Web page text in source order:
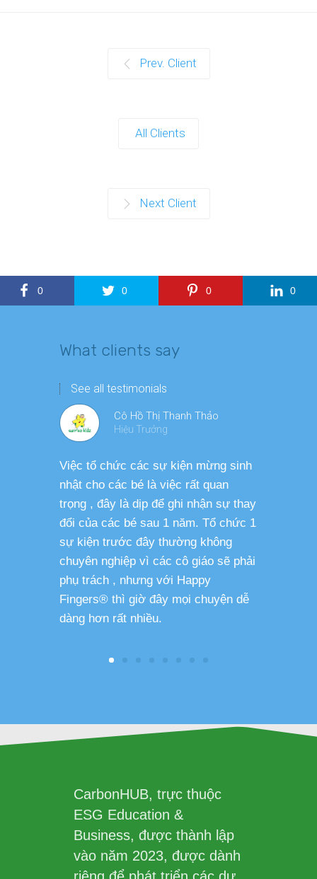
Prev. Client
All Clients
Next Client
0 0 0 0
What clients say
See all testimonials
Cô Hồ Thị Thanh Thảo
Hiệu Trưởng
Việc tổ chức các sự kiện mừng sinh
nhật cho các bé là việc rất quan
trọng , đây là dịp để ghi nhận sự thay
đổi của các bé sau 1 năm. Tổ chức 1
sự kiện trước đây thường không
chuyên nghiệp vì các cô giáo sẽ phải
phụ trách , nhưng với Happy
Fingers® thì giờ đây mọi chuyện dễ
dàng hơn rất nhiều.
CarbonHUB, trực thuộc
ESG Education &
Business, được thành lập
vào năm 2023, được dành